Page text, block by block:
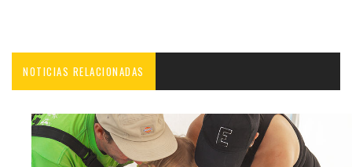
NOTICIAS RELACIONADAS